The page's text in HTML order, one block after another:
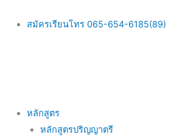
สมัครเรียนโทร 065-654-6185(89)
Main
หลักสูตร
หลักสูตรปริญญาตรี